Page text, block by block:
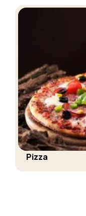
Pizza